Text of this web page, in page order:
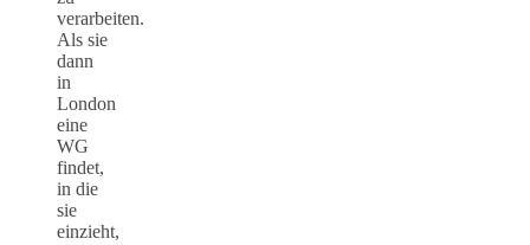
verarbeiten.
Als sie
dann
in
London
eine
WG
findet,
in die
sie
einzieht,